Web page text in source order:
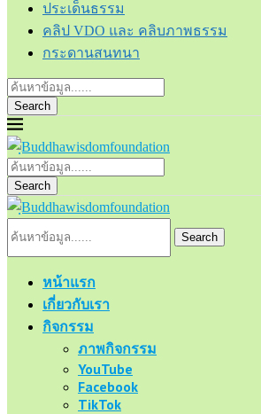
ประเด็นธรรม
คลิป VDO และ คลิบภาพธรรม
กระดานสนทนา
Search
Search
Search
หน้าแรก
เกี่ยวกับเรา
กิจกรรม
ภาพกิจกรรม
YouTube
Facebook
TikTok